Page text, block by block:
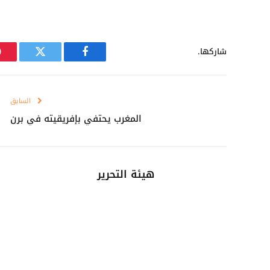
شاركها.
فيسبوك تويتر
السابق
المغرب يحتفي بإفريقيته في برن
هيئة التحرير